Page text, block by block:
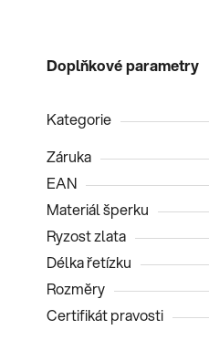
Doplňkové parametry
Kategorie
Záruka
EAN
Materiál šperku
Ryzost zlata
Délka řetízku
Rozměry
Certifikát pravosti